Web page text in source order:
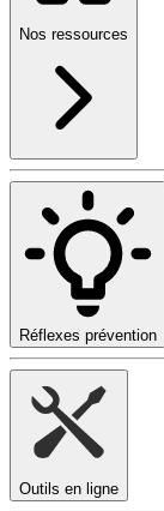
Nos ressources
Réflexes prévention
Outils en ligne